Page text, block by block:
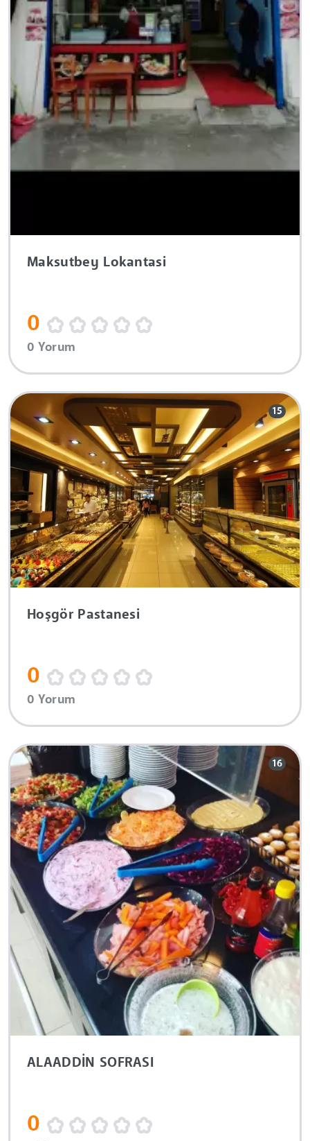
Maksutbey Lokantasi
0
0 Yorum
15
Hoşgör Pastanesi
0
0 Yorum
16
ALAADDİN SOFRASI
0